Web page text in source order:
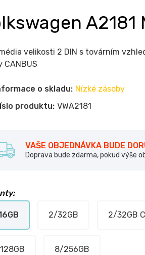
A2181
velikosti 2 DIN s továrním
CANBUS
o skladu: Nízké zásoby
produktu: VWA2181
VAŠE OBJEDNÁVKA BUDE
Doprava bude zdarma, pokud výše
2/32GB 2/32GB
8/256GB